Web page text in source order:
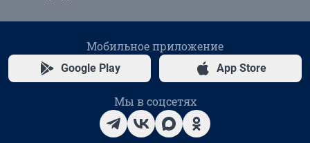
Мобильное приложение
Google Play App Store
Мы в соцсетях